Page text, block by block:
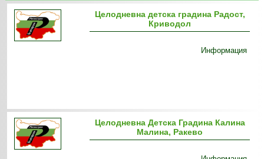
Целодневна детска градина Радост,
Криводол
Информация
Целодневна Детска Градина Калина
Малина, Ракево